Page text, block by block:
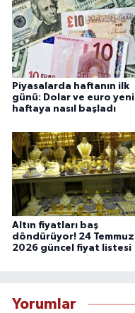
Piyasalarda haftanın ilk
günü: Dolar ve euro yeni
haftaya nasıl başladı
Altın fiyatları baş
döndürüyor! 24 Temmuz
2026 güncel fiyat listesi
Yorumlar